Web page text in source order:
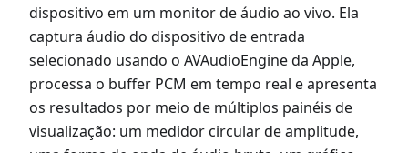
dispositivo em um monitor de áudio ao vivo. Ela
captura áudio do dispositivo de entrada
selecionado usando o AVAudioEngine da Apple,
processa o buffer PCM em tempo real e apresenta
os resultados por meio de múltiplos painéis de
visualização: um medidor circular de amplitude,